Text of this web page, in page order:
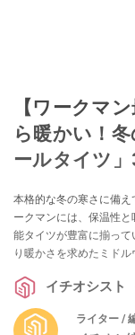
【ワークマ
ら暖かい！
ールタイツ」
本格的な冬の寒さに備
ークマンには、保温性
能タイツが豊富に揃っ
り暖かさを求めたミド
イチオシスト
ライター /